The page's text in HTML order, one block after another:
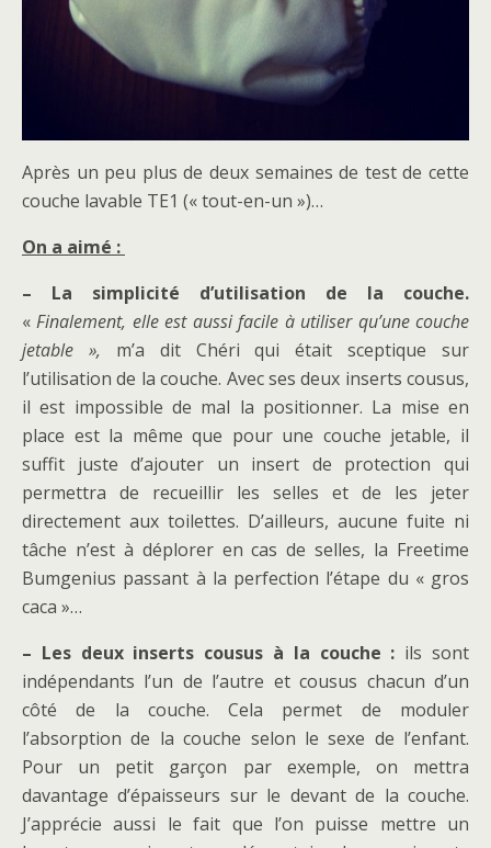
Après un peu plus de deux semaines de test de cette
couche lavable TE1 (« tout-en-un »)…
On a aimé :
– La simplicité d’utilisation de la couche.
«Finalement, elle est aussi facile à utiliser qu’une couche
jetable », m’a dit Chéri qui était sceptique sur
l’utilisation de la couche. Avec ses deux inserts cousus,
il est impossible de mal la positionner. La mise en
place est la même que pour une couche jetable, il
suffit juste d’ajouter un insert de protection qui
permettra de recueillir les selles et de les jeter
directement aux toilettes. D’ailleurs, aucune fuite ni
tâche n’est à déplorer en cas de selles, la Freetime
Bumgenius passant à la perfection l’étape du « gros
caca »…
– Les deux inserts cousus à la couche : ils sont
indépendants l’un de l’autre et cousus chacun d’un
côté de la couche. Cela permet de moduler
l’absorption de la couche selon le sexe de l’enfant.
Pour un petit garçon par exemple, on mettra
davantage d’épaisseurs sur le devant de la couche.
J’apprécie aussi le fait que l’on puisse mettre un